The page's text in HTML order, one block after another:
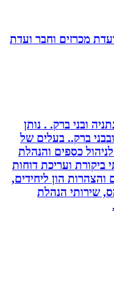
וחבר ועדת
ברק. . נותן
ברק.. בעלים של
כספים והנהלת
ועריכת דוחות
הון ליחידים,
הנהלת